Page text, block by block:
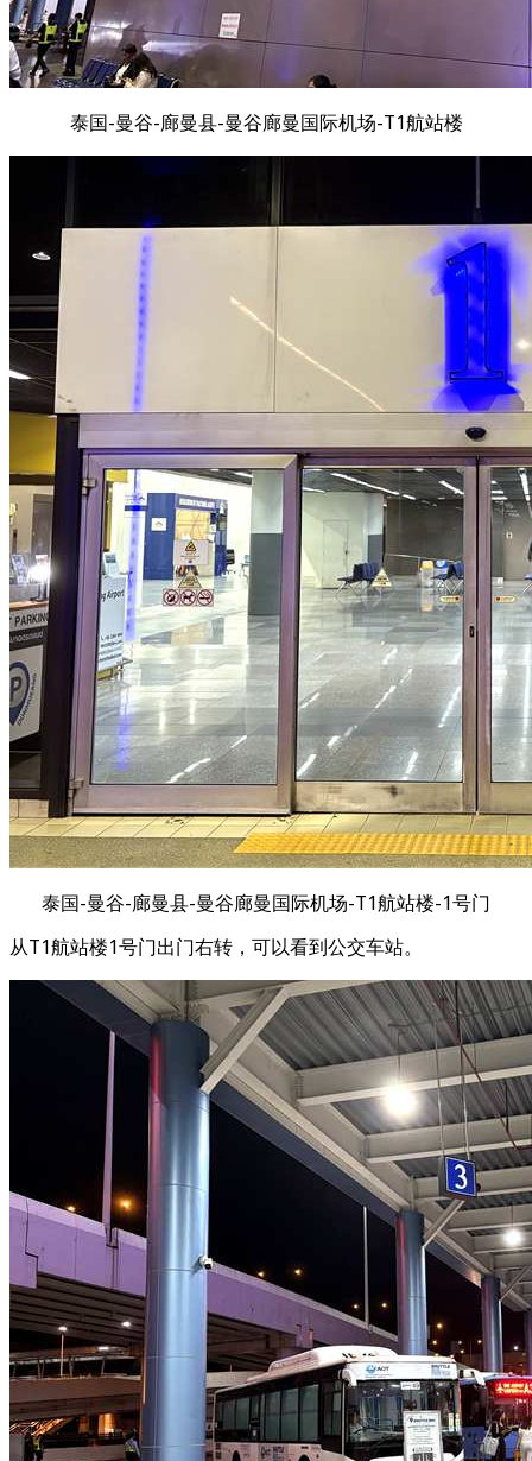
泰国-曼谷-廊曼县-曼谷廊曼国际机场-T1航站楼
泰国-曼谷-廊曼县-曼谷廊曼国际机场-T1航站楼-1号门
从T1航站楼1号门出门右转，可以看到公交车站。